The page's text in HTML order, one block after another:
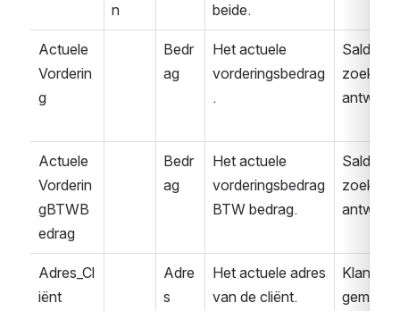
n
beide.
Actuele
Vorderin
g
Bedr
ag
Het actuele
vorderingsbedrag
.
Saldover
zoek
Actuele
Vorderin
gBTWB
edrag
Bedr
ag
Het actuele
vorderingsbedrag
BTW bedrag.
Saldover
zoek
Adres_Cl
iënt
Adre
s
Het actuele adres
van de cliënt.
Klant
gemeld